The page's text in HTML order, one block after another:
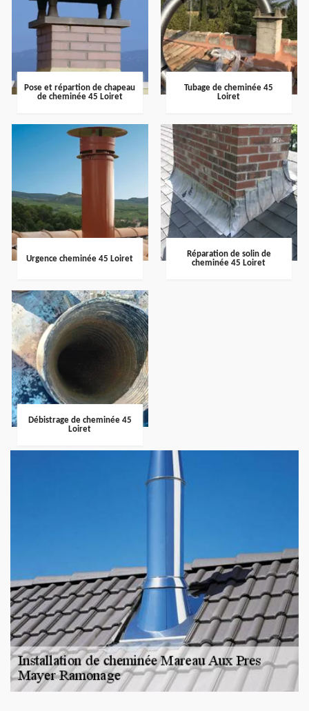
Pose et répartion de chapeau
de cheminée 45 Loiret
Tubage de cheminée 45
Loiret
Urgence cheminée 45 Loiret
Réparation de solin de
cheminée 45 Loiret
Débistrage de cheminée 45
Loiret